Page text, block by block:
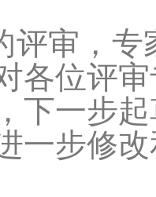
评审，
各位评
下一步
一步修